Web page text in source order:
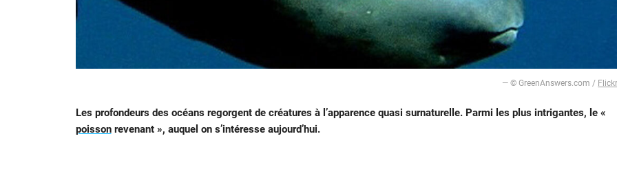
— © GreenAnswers.com / Flickr
Les profondeurs des océans regorgent de créatures à l’apparence quasi surnaturelle. Parmi les plus intrigantes, le «
poissonrevenant », auquel on s’intéresse aujourd’hui.